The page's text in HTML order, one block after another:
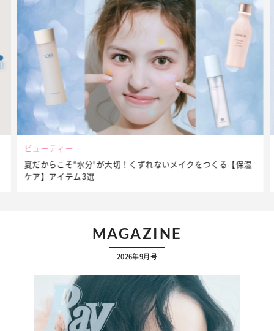
ビューティー
夏だからこそ“水分”が大切！くずれないメイクをつくる【保湿
ケア】アイテム3選
MAGAZINE
2026年9月号